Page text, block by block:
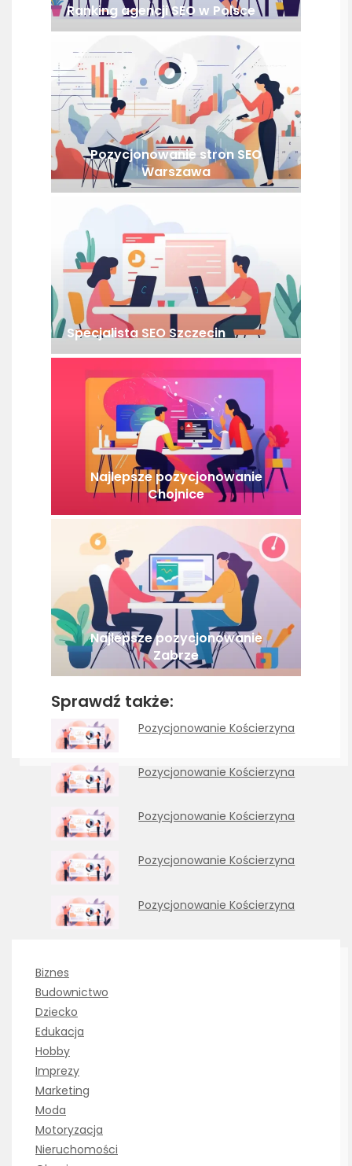
Ranking agencji SEO w Polsce
Pozycjonowanie stron SEO
Warszawa
Specjalista SEO Szczecin
Najlepsze pozycjonowanie
Chojnice
Najlepsze pozycjonowanie
Zabrze
Sprawdź także:
Pozycjonowanie Kościerzyna
Pozycjonowanie Kościerzyna
Pozycjonowanie Kościerzyna
Pozycjonowanie Kościerzyna
Pozycjonowanie Kościerzyna
Biznes
Budownictwo
Dziecko
Edukacja
Hobby
Imprezy
Marketing
Moda
Motoryzacja
Nieruchomości